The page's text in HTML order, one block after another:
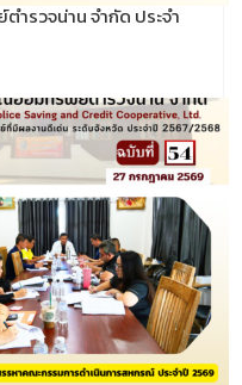
รวจน่าน จำกัด ประจำ